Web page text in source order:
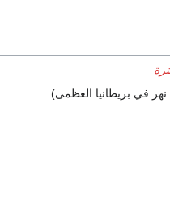
في بريطانيا العظمى)